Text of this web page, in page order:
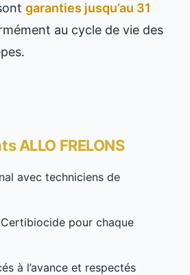
garanties jusqu’au 31
au cycle de vie des
ALLO FRELONS
avec techniciens de
pour chaque
à l’avance et respectés